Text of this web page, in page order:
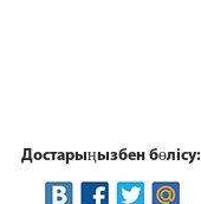
Достарыңызбен бөлісу: